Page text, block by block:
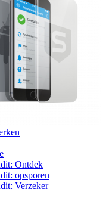
Ontdek
opsporen
Verzeker